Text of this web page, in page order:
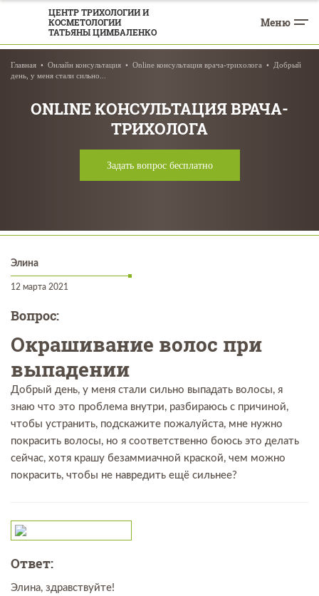
ЦЕНТР ТРИХОЛОГИИ И
КОСМЕТОЛОГИИ
ТАТЬЯНЫ ЦИМБАЛЕНКО
Меню
Главная Онлайн консультация Online консультация врача-трихолога
Добрый
день, у меня стали сильно...
ONLINE КОНСУЛЬТАЦИЯ ВРАЧА-
ТРИХОЛОГА
Задать вопрос бесплатно
Элина
12 марта 2021
Вопрос:
Окрашивание волос при
выпадении
Добрый день, у меня стали сильно выпадать волосы, я
знаю что это проблема внутри, разбираюсь с причиной,
чтобы устранить, подскажите пожалуйста, мне нужно
покрасить волосы, но я соответственно боюсь это делать
сейчас, хотя крашу безаммиачной краской, чем можно
покрасить, чтобы не навредить ещё сильнее?
Ответ:
Элина, здравствуйте!